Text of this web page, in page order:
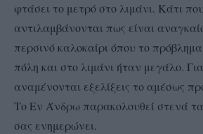
φτάσει το μετρό στο λιμάνι. Κάτι
αντιλαμβάνονται πως είναι
περσινό καλοκαίρι όπου το
πόλη και στο λιμάνι ήταν μεγάλο.
αναμένονται εξελίξεις το αμέσως
Το Εν Άνδρω παρακολουθεί στενά
σας ενημερώνει.